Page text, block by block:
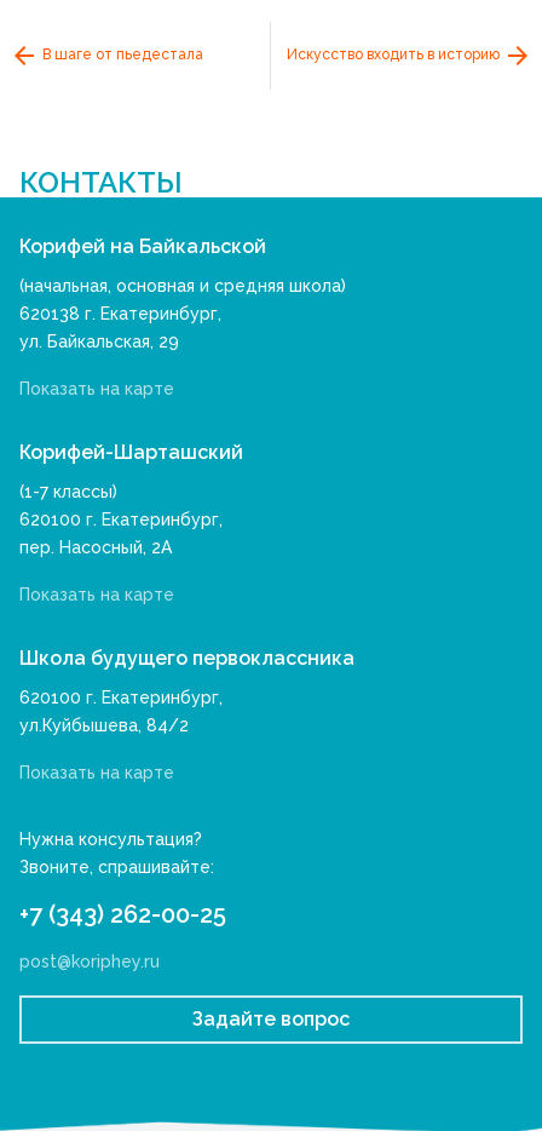
В шаге от пьедестала Искусство входить в историю
КОНТАКТЫ
Корифей на Байкальской
(начальная, основная и средняя школа)
620138 г. Екатеринбург,
ул. Байкальская, 29
Показать на карте
Корифей-Шарташский
(1-7 классы)
620100 г. Екатеринбург,
пер. Насосный, 2А
Показать на карте
Школа будущего первоклассника
620100 г. Екатеринбург,
ул.Куйбышева, 84/2
Показать на карте
Нужна консультация?
Звоните, спрашивайте:
+7 (343) 262-00-25
post@koriphey.ru
Задайте вопрос